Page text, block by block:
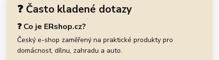
❓ Často kladené dotazy
❓ Co je ERshop.cz?
Český e-shop zaměřený na praktické produkty pro
domácnost, dílnu, zahradu a auto.